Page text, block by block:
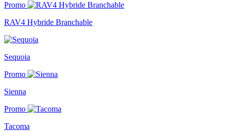
Promo
RAV4 Hybride Branchable
Sequoia
Promo
Sienna
Promo
Tacoma